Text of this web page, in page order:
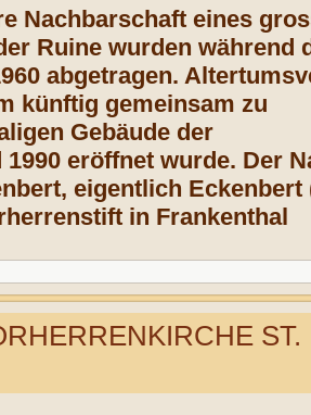
Nachbarschaft eines
Ruine wurden während
abgetragen.
künftig gemeinsam zu
Gebäude der
eröffnet wurde. Der
eigentlich Eckenbert
in Frankenthal
ST.